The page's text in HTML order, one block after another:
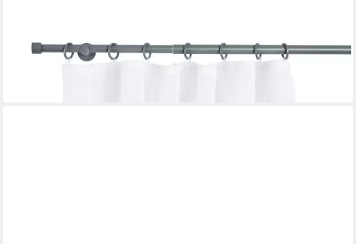
ab 40,49 €
lieferbar - in 4-5 Werktagen bei dir